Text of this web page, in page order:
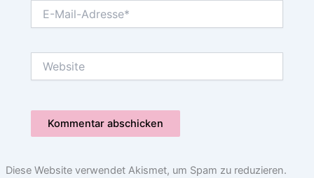
Mail-
Diese Website verwendet Akismet, um Spam zu reduzieren.